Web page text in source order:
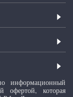
информационный
офертой, которая